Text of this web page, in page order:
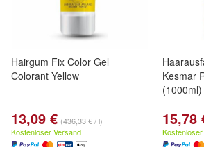
Hairgum Fix Color Gel
Colorant Yellow
13,09 € (436,33 € / l)
Kostenloser Versand
Kesmar
(1000ml)
15,78